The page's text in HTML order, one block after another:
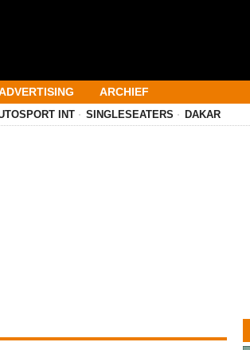
ARCHIEF
INT SINGLESEATERS DAKAR